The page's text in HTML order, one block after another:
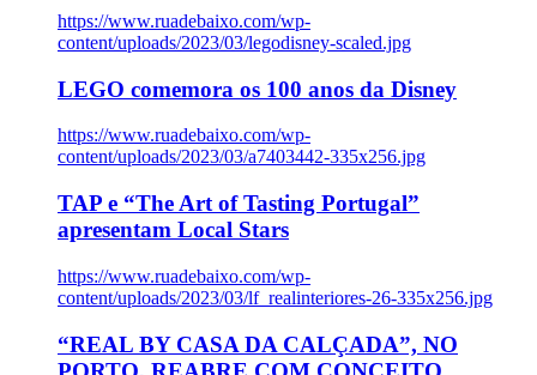
https://www.ruadebaixo.com/wp-
content/uploads/2023/03/legodisney-scaled.jpg
LEGO comemora os 100 anos da Disney
https://www.ruadebaixo.com/wp-
content/uploads/2023/03/a7403442-335x256.jpg
TAP e “The Art of Tasting Portugal”
apresentam Local Stars
https://www.ruadebaixo.com/wp-
content/uploads/2023/03/lf_realinteriores-26-335x256.jpg
“REAL BY CASA DA CALÇADA”, NO